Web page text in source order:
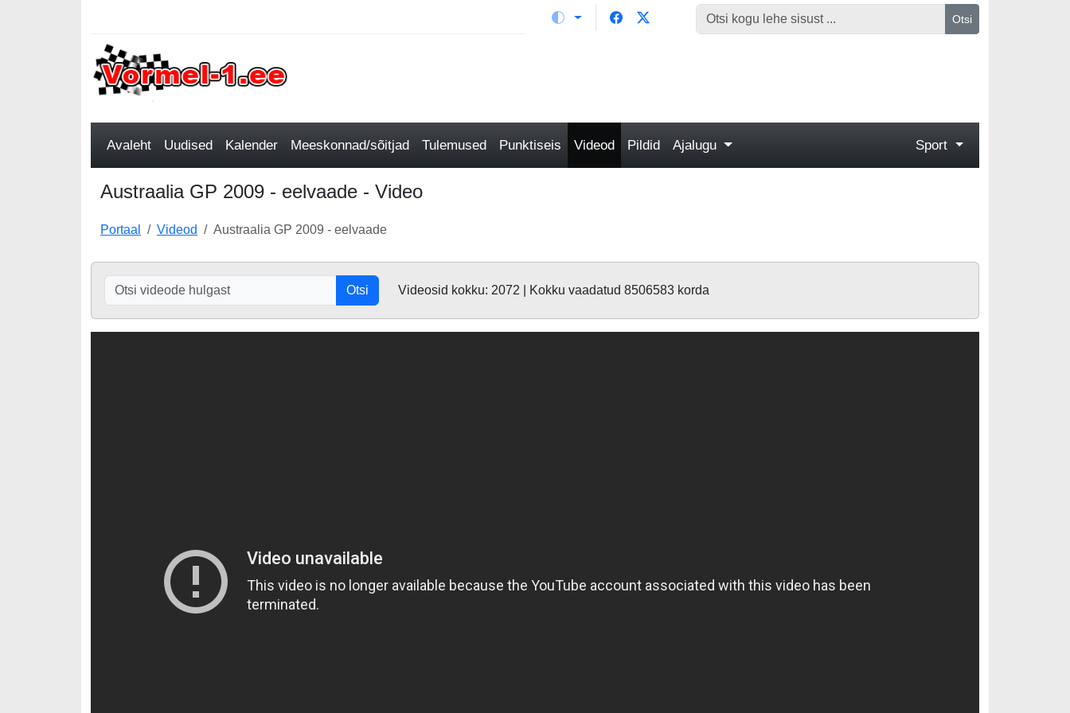
Otsi
Avaleht Uudised Kalender Meeskonnad/sõitjad Tulemused Punktiseis Videod Pildid Ajalugu Sport
Austraalia GP 2009 - eelvaade - Video
Portaal Videod Austraalia GP 2009 - eelvaade
Otsi Videosid kokku: 2072 | Kokku vaadatud 8506583 korda